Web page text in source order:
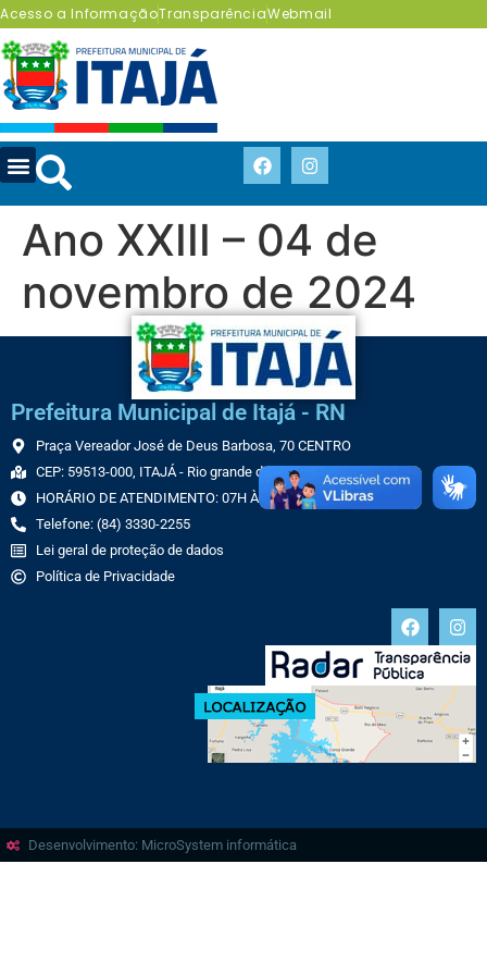
Acesso a InformaçãoTransparênciaWebmail
Ano XXIII – 04 de
novembro de 2024
Prefeitura Municipal de Itajá - RN
Praça Vereador José de Deus Barbosa, 70 CENTRO
CEP: 59513-000, ITAJÁ - Rio grande do Norte
HORÁRIO DE ATENDIMENTO: 07H ÀS 13H
Telefone: (84) 3330-2255
Lei geral de proteção de dados
Política de Privacidade
Desenvolvimento: MicroSystem informática